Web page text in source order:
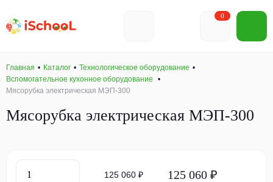
0
Главная Каталог
Технологическое оборудование
Вспомогательное кухонное оборудование
Мясорубка электрическая МЭП-300
Мясорубка электрическая МЭП-300
125 060 ₽ 125 060 ₽